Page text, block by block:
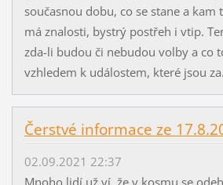
současnou dobu, co se stane a kam
má znalosti, bystrý postřeh i vtip.
zda-li budou či nebudou volby a co
vzhledem k událostem, které jsou
Čerstvé informace ze
02.09.2021 22:37
Mnoho lidí už ví, že v kosmu se